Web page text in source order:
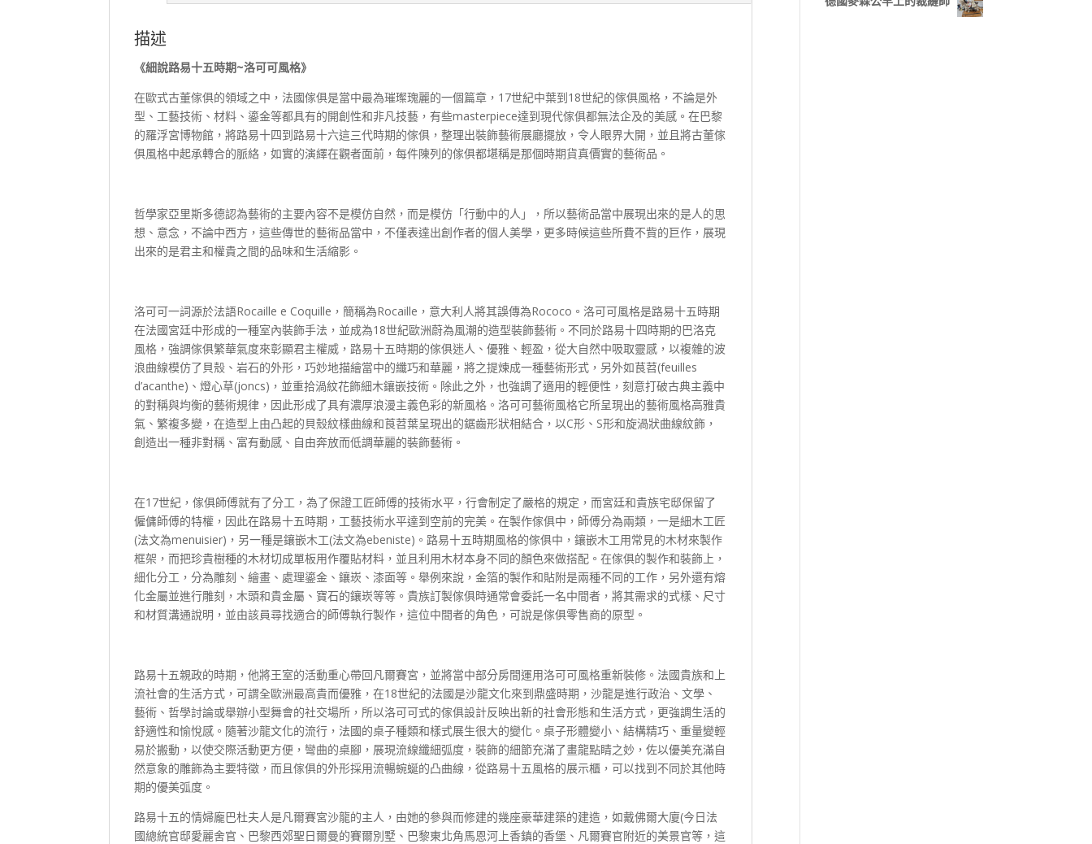
描述
《細說路易十五時期~洛可可風格》
在歐式古董傢俱的領域之中，法國傢俱是當中最為璀璨瑰麗的一個篇章，17世紀中葉到18世紀的傢俱風格，不論是外
型、工藝技術、材料、鎏金等都具有的開創性和非凡技藝，有些masterpiece達到現代傢俱都無法企及的美感。在巴黎
的羅浮宮博物館，將路易十四到路易十六這三代時期的傢俱，整理出裝飾藝術展廳擺放，令人眼界大開，並且將古董傢
俱風格中起承轉合的脈絡，如實的演繹在觀者面前，每件陳列的傢俱都堪稱是那個時期貨真價實的藝術品。
哲學家亞里斯多德認為藝術的主要內容不是模仿自然，而是模仿「行動中的人」，所以藝術品當中展現出來的是人的思
想、意念，不論中西方，這些傳世的藝術品當中，不僅表達出創作者的個人美學，更多時候這些所費不貲的巨作，展現
出來的是君主和權貴之間的品味和生活縮影。
洛可可一詞源於法語Rocaille e Coquille，簡稱為Rocaille，意大利人將其誤傳為Rococo。洛可可風格是路易十五時期
在法國宮廷中形成的一種室內裝飾手法，並成為18世紀歐洲蔚為風潮的造型裝飾藝術。不同於路易十四時期的巴洛克
風格，強調傢俱繁華氣度來彰顯君主權威，路易十五時期的傢俱迷人、優雅、輕盈，從大自然中吸取靈感，以複雜的波
浪曲線模仿了貝殼、岩石的外形，巧妙地描繪當中的纖巧和華麗，將之提煉成一種藝術形式，另外如茛苕(feuilles
d’acanthe)、燈心草(joncs)，並重拾渦紋花飾細木鑲嵌技術。除此之外，也強調了適用的輕便性，刻意打破古典主義中
的對稱與均衡的藝術規律，因此形成了具有濃厚浪漫主義色彩的新風格。洛可可藝術風格它所呈現出的藝術風格高雅貴
氣、繁複多變，在造型上由凸起的貝殼紋樣曲線和莨苕葉呈現出的鋸齒形狀相結合，以C形、S形和旋渦狀曲線紋飾，
創造出一種非對稱、富有動感、自由奔放而低調華麗的裝飾藝術。
在17世紀，傢俱師傅就有了分工，為了保證工匠師傅的技術水平，行會制定了嚴格的規定，而宮廷和貴族宅邸保留了
僱傭師傅的特權，因此在路易十五時期，工藝技術水平達到空前的完美。在製作傢俱中，師傅分為兩類，一是細木工匠
(法文為menuisier)，另一種是鑲嵌木工(法文為ebeniste)。路易十五時期風格的傢俱中，鑲嵌木工用常見的木材來製作
框架，而把珍貴樹種的木材切成單板用作覆貼材料，並且利用木材本身不同的顏色來做搭配。在傢俱的製作和裝飾上，
細化分工，分為雕刻、繪畫、處理鎏金、鑲崁、漆面等。舉例來說，金箔的製作和貼附是兩種不同的工作，另外還有熔
化金屬並進行雕刻，木頭和貴金屬、寶石的鑲崁等等。貴族訂製傢俱時通常會委託一名中間者，將其需求的式樣、尺寸
和材質溝通說明，並由該員尋找適合的師傅執行製作，這位中間者的角色，可說是傢俱零售商的原型。
路易十五親政的時期，他將王室的活動重心帶回凡爾賽宮，並將當中部分房間運用洛可可風格重新裝修。法國貴族和上
流社會的生活方式，可謂全歐洲最高貴而優雅，在18世紀的法國是沙龍文化來到鼎盛時期，沙龍是進行政治、文學、
藝術、哲學討論或舉辦小型舞會的社交場所，所以洛可可式的傢俱設計反映出新的社會形態和生活方式，更強調生活的
舒適性和愉悅感。隨著沙龍文化的流行，法國的桌子種類和樣式展生很大的變化。桌子形體變小、結構精巧、重量變輕
易於搬動，以使交際活動更方便，彎曲的桌腳，展現流線纖細弧度，裝飾的細節充滿了畫龍點睛之妙，佐以優美充滿自
然意象的雕飾為主要特徵，而且傢俱的外形採用流暢蜿蜒的凸曲線，從路易十五風格的展示櫃，可以找到不同於其他時
期的優美弧度。
路易十五的情婦龐巴杜夫人是凡爾賽宮沙龍的主人，由她的參與而修建的幾座豪華建築的建造，如戴佛爾大廈(今日法
國總統官邸愛麗舍官、巴黎西郊聖日爾曼的賽爾別墅、巴黎東北角馬恩河上香鎮的香堡、凡爾賽官附近的美景官等，這